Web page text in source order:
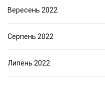
Вересень 2022
Серпень 2022
Липень 2022